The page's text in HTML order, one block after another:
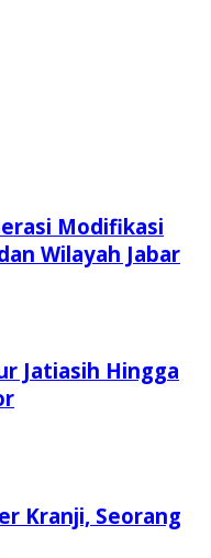
Modifikasi
Wilayah Jabar
Jatiasih Hingga
Kranji, Seorang